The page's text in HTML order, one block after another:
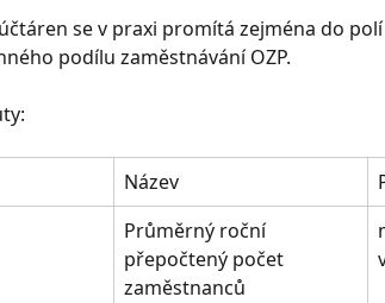
se v praxi promítá zejména do
podílu zaměstnávání OZP.
Název
Průměrný roční
přepočtený počet
zaměstnanců